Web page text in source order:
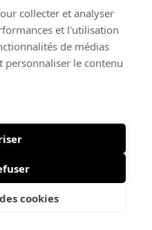
collecter et analyser
et l'utilisation
de médias
personnaliser le contenu
cookies
€ 42